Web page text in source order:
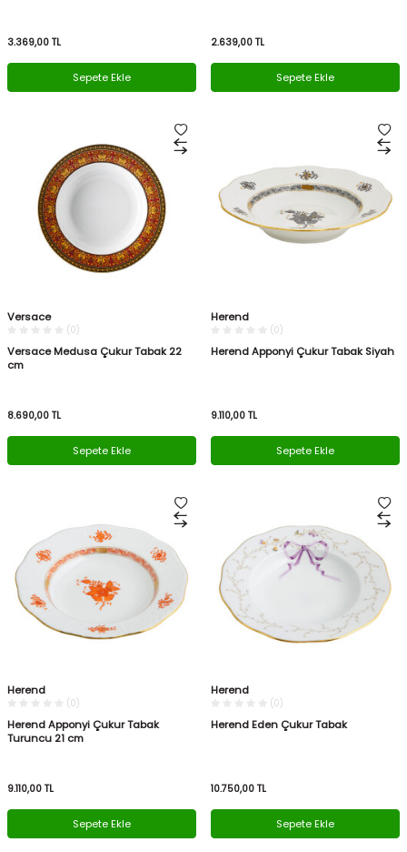
3.369,00 TL
Sepete Ekle
2.639,00 TL
Sepete Ekle
Versace
(0)
Versace Medusa Çukur Tabak 22
cm
8.690,00 TL
Sepete Ekle
Herend
(0)
Herend Apponyi Çukur Tabak Siyah
9.110,00 TL
Sepete Ekle
Herend
(0)
Herend Apponyi Çukur Tabak
Turuncu 21 cm
9.110,00 TL
Sepete Ekle
Herend
(0)
Herend Eden Çukur Tabak
10.750,00 TL
Sepete Ekle